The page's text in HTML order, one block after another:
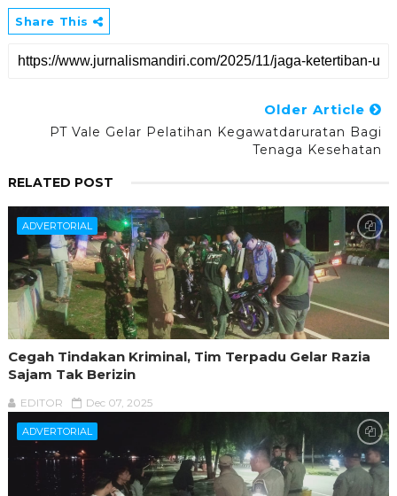
Share This
Older Article
PT Vale Gelar Pelatihan Kegawatdaruratan Bagi
Tenaga Kesehatan
RELATED POST
ADVERTORIAL
Cegah Tindakan Kriminal, Tim Terpadu Gelar Razia
Sajam Tak Berizin
EDITOR Dec 07, 2025
ADVERTORIAL